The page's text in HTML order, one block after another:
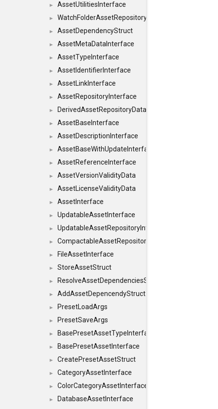
► AssetUtilitiesInterface
► WatchFolderAssetRepositoryInterface
► AssetDependencyStruct
► AssetMetaDataInterface
► AssetTypeInterface
► AssetIdentifierInterface
► AssetLinkInterface
► AssetRepositoryInterface
► DerivedAssetRepositoryDataInterface
► AssetBaseInterface
► AssetDescriptionInterface
► AssetBaseWithUpdateInterface
► AssetReferenceInterface
► AssetVersionValidityData
► AssetLicenseValidityData
► AssetInterface
► UpdatableAssetInterface
► UpdatableAssetRepositoryInterface
► CompactableAssetRepositoryInterface
► FileAssetInterface
► StoreAssetStruct
► ResolveAssetDependenciesStruct
► AddAssetDepencendyStruct
► PresetLoadArgs
► PresetSaveArgs
► BasePresetAssetTypeInterface
► BasePresetAssetInterface
► CreatePresetAssetStruct
► CategoryAssetInterface
► ColorCategoryAssetInterface
►
DatabaseAssetInterface